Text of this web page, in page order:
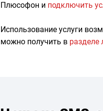
Плюсофон и подключить
Использование услуги
можно получить в разделе